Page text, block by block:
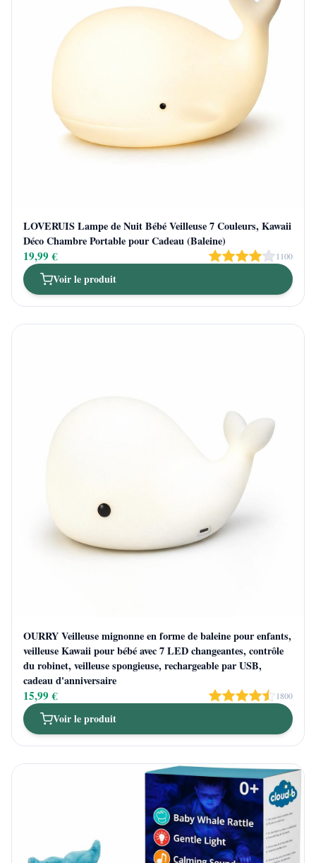
LOVERUIS Lampe de Nuit Bébé Veilleuse 7 Couleurs, Kawaii
Déco Chambre Portable pour Cadeau (Baleine)
19,99 € 1100
Voir le produit
OURRY Veilleuse mignonne en forme de baleine pour enfants,
veilleuse Kawaii pour bébé avec 7 LED changeantes, contrôle
du robinet, veilleuse spongieuse, rechargeable par USB,
cadeau d'anniversaire
15,99 € 1800
Voir le produit